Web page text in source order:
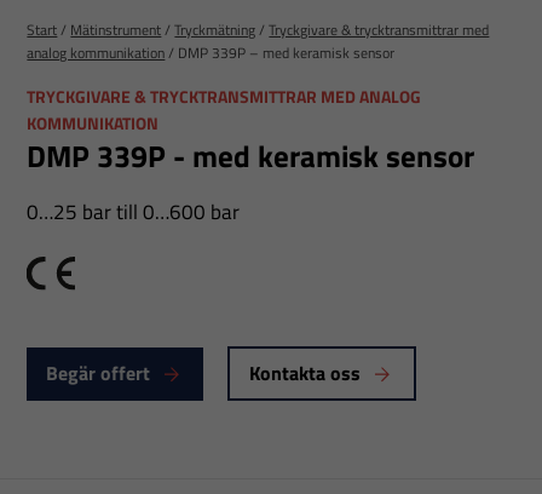
Start/ Mätinstrument/Tryckmätning/Tryckgivare & trycktransmittrar med
analog kommunikation/ DMP 339P – med keramisk sensor
TRYCKGIVARE & TRYCKTRANSMITTRAR MED ANALOG
KOMMUNIKATION
DMP 339P - med keramisk sensor
0…25 bar till 0…600 bar
CE
Begär offert Kontakta oss